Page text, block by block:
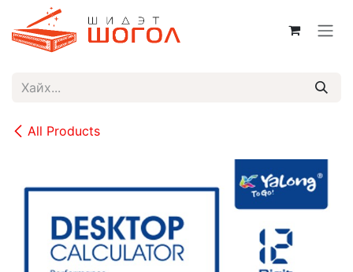
Skip to Content
All Products